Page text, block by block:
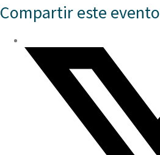
Compartir este evento